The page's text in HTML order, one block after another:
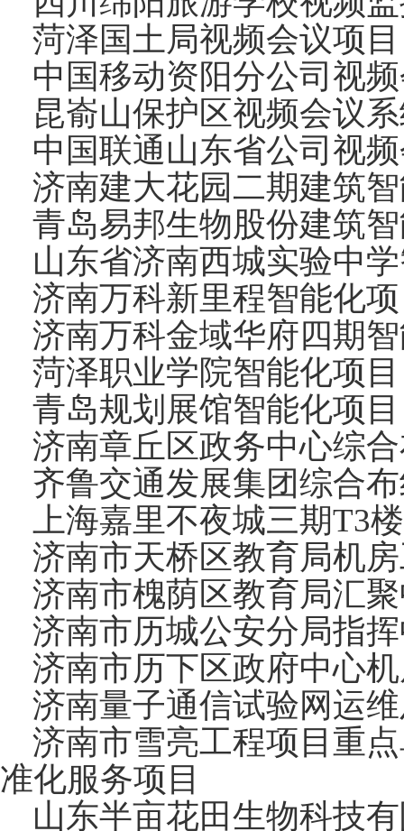
菏泽国土局视频会议项目
中国移动资阳分公司视
昆嵛山保护区视频会议
中国联通山东省公司视
济南建大花园二期建筑
青岛易邦生物股份建筑
山东省济南西城实验中
济南万科新里程智能化
济南万科金域华府四期
菏泽职业学院智能化项目
青岛规划展馆智能化项目
济南章丘区政务中心综
齐鲁交通发展集团综合
上海嘉里不夜城三期T3
济南市天桥区教育局机
济南市槐荫区教育局汇
济南市历城公安分局指
济南市历下区政府中心
济南量子通信试验网运
济南市雪亮工程项目重
准化服务项目
山东半亩花田生物科技